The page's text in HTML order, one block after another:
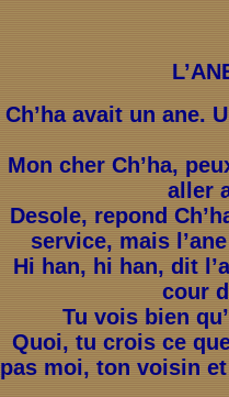
Ch’ha avait un ane.
Mon cher Ch’ha,
aller
Desole, repond
service, mais
Hi han, hi han, dit
cour
Tu vois bien
Quoi, tu crois ce
pas moi, ton voisin et